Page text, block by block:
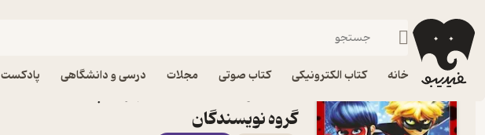
خانه کتاب الکترونیکی کتاب صوتی مجلات درسی و دانشگاهی پادکست
فیدیبو مجله و نشریه
گروه نویسندگان